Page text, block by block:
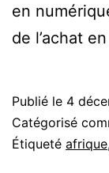
en
de l’achat
Publié le 4
Catégorisé
Étiqueté afrique